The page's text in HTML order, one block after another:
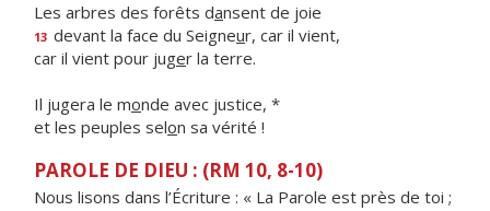
Les arbres des forêts dansent de joie
13 devant la face du Seigneur, car il vient,
car il vient pour juger la terre.
Il jugera le monde avec justice, *
et les peuples selon sa vérité !
PAROLE DE DIEU : (RM 10, 8-10)
Nous lisons dans l’Écriture : « La Parole est près de toi ;